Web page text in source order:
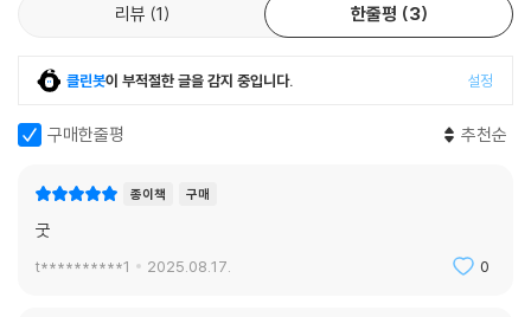
리뷰 1 한줄평 3
클린봇이 부적절한 글을 감지 중입니다. 설정
구매한줄평 추천순
종이책 구매
굿
t**********1 2025.08.17. 0